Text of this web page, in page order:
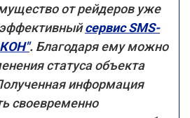
от рейдеров уже
сервис SMS-
. Благодаря ему можно
статуса объекта
информация
своевременно